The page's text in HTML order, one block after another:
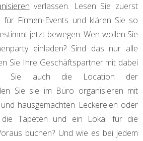
verlassen. Lesen Sie zuerst
für Firmen-Events und klären Sie so
jetzt bewegen. Wen wollen Sie
einladen? Sind das nur alle
Sie Ihre Geschäftspartner mit dabei
Sie auch die Location der
Sie sie im Büro organisieren mit
hausgemachten Leckereien oder
die Tapeten und ein Lokal für die
buchen? Und wie es bei jedem